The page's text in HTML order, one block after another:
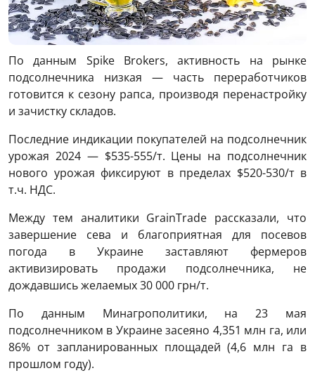
По данным Spike Brokers, активность на рынке
подсолнечника низкая — часть переработчиков
готовится к сезону рапса, производя перенастройку
и зачистку складов.
Последние индикации покупателей на подсолнечник
урожая 2024 — $535-555/т. Цены на подсолнечник
нового урожая фиксируют в пределах $520-530/т в
т.ч. НДС.
Между тем аналитики GrainTrade рассказали, что
завершение сева и благоприятная для посевов
погода в Украине заставляют фермеров
активизировать продажи подсолнечника, не
дождавшись желаемых 30 000 грн/т.
По данным Минагрополитики, на 23 мая
подсолнечником в Украине засеяно 4,351 млн га, или
86% от запланированных площадей (4,6 млн га в
прошлом году).